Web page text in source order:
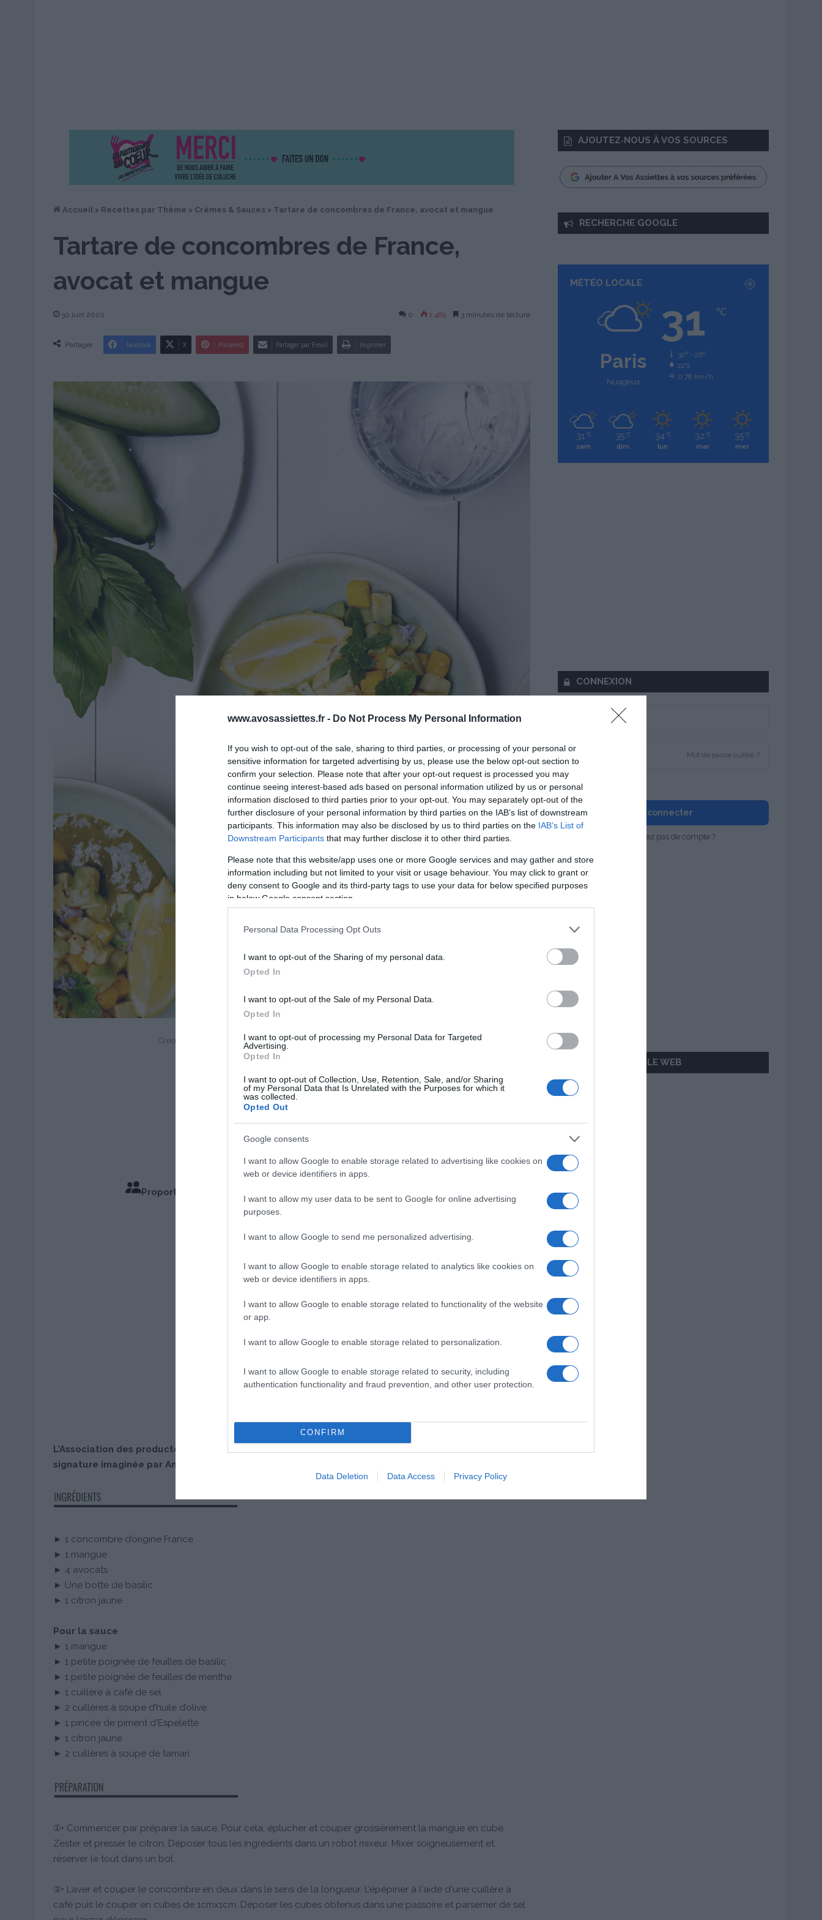
www.avosassiettes.fr - Do Not Process My Personal Information
If you wish to opt-out of the sale, sharing to third parties, or processing of your personal or
sensitive information for targeted advertising by us, please use the below opt-out section to
confirm your selection. Please note that after your opt-out request is processed you may
continue seeing interest-based ads based on personal information utilized by us or personal
information disclosed to third parties prior to your opt-out. You may separately opt-out of the
further disclosure of your personal information by third parties on the IAB’s list of downstream
participants. This information may also be disclosed by us to third parties on the IAB’s List of
Downstream Participants that may further disclose it to other third parties.
Please note that this website/app uses one or more Google services and may gather and store
information including but not limited to your visit or usage behaviour. You may click to grant or
deny consent to Google and its third-party tags to use your data for below specified purposes
in below Google consent section.
Personal Data Processing Opt Outs
I want to opt-out of the Sharing of my personal data.
Opted In
I want to opt-out of the Sale of my Personal Data.
Opted In
I want to opt-out of processing my Personal Data for Targeted
Advertising.
Opted In
I want to opt-out of Collection, Use, Retention, Sale, and/or Sharing
of my Personal Data that Is Unrelated with the Purposes for which it
was collected.
Opted Out
Google consents
I want to allow Google to enable storage related to advertising like cookies on
web or device identifiers in apps.
I want to allow my user data to be sent to Google for online advertising
purposes.
I want to allow Google to send me personalized advertising.
I want to allow Google to enable storage related to analytics like cookies on
web or device identifiers in apps.
I want to allow Google to enable storage related to functionality of the website
or app.
I want to allow Google to enable storage related to personalization.
I want to allow Google to enable storage related to security, including
authentication functionality and fraud prevention, and other user protection.
CONFIRM
Data Deletion Data Access Privacy Policy
Accueil > Recettes par Thème > Crèmes & Sauces > Tartare de concombres de France, avocat et mangue
Tartare de concombres de France,
avocat et mangue
30 juin 2020 0 1 489 3 minutes de lecture
Partager Facebook X Pinterest Partager par Email Imprimer
Crédit Recette et Photo : © Angèle Ferreux-Maeght/Camille Chamignon
Proportions pour 4 Personnes
Temps de Cuisson (Pas de Cuisson)
L’Association des producteurs de Tomates et de Concombres de France vous présente une recette
signature imaginée par Angèle Ferreux-Maeght pour nous régaler tout l’été !
► 1 concombre d’origine France
► 1 mangue
► 4 avocats
► Une botte de basilic
► 1 citron jaune
Pour la sauce
► 1 mangue
► 1 petite poignée de feuilles de basilic
► 1 petite poignée de feuilles de menthe
► 1 cuillère à café de sel
► 2 cuillères à soupe d’huile d’olive
► 1 pincée de piment d'Espelette
► 1 citron jaune
► 2 cuillères à soupe de tamari
①• Commencer par préparer la sauce. Pour cela, éplucher et couper grossièrement la mangue en cube.
Zester et presser le citron. Déposer tous les ingrédients dans un robot mixeur. Mixer soigneusement et
réserver le tout dans un bol.
②• Laver et couper le concombre en deux dans le sens de la longueur. L’épépiner à l'aide d'une cuillère à
café puis le couper en cubes de 1cmx1cm. Déposer les cubes obtenus dans une passoire et parsemer de sel
AJOUTEZ‑NOUS À VOS SOURCES
RECHERCHE GOOGLE
MÉTÉO LOCALE
Paris
Nuageux
31 ℃
32º - 26º
22%
0.78 km/h
31 ℃
sam
35 ℃
dim
34 ℃
lun
32 ℃
mar
35 ℃
mer
CONNEXION
Mot de passe oublié ?
Se souvenir de moi
Se connecter
Vous n'avez pas de compte ?
AILLEURS SUR LE WEB